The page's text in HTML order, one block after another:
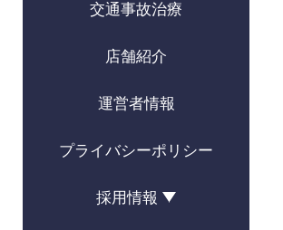
交通事故治療
店舗紹介
運営者情報
プライバシーポリシー
採用情報